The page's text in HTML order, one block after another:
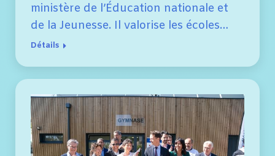
ministère de l’Éducation nationale et
de la Jeunesse. Il valorise les écoles…
Détails